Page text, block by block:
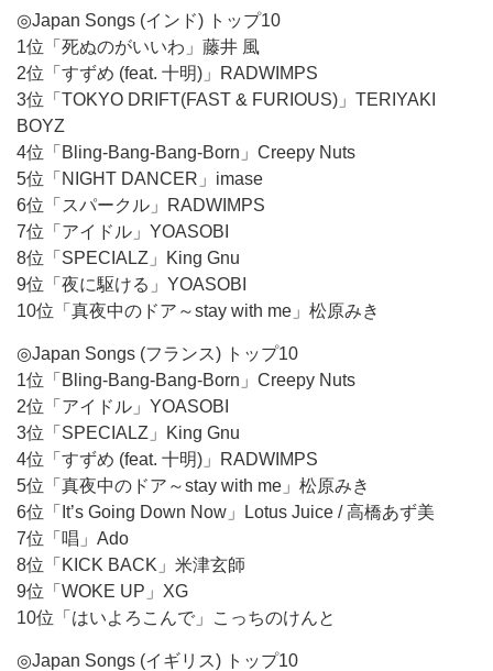
◎Japan Songs (インド) トップ10
1位「死ぬのがいいわ」藤井 風
2位「すずめ (feat. 十明)」RADWIMPS
3位「TOKYO DRIFT(FAST & FURIOUS)」TERIYAKI
BOYZ
4位「Bling-Bang-Bang-Born」Creepy Nuts
5位「NIGHT DANCER」imase
6位「スパークル」RADWIMPS
7位「アイドル」YOASOBI
8位「SPECIALZ」King Gnu
9位「夜に駆ける」YOASOBI
10位「真夜中のドア～stay with me」松原みき
◎Japan Songs (フランス) トップ10
1位「Bling-Bang-Bang-Born」Creepy Nuts
2位「アイドル」YOASOBI
3位「SPECIALZ」King Gnu
4位「すずめ (feat. 十明)」RADWIMPS
5位「真夜中のドア～stay with me」松原みき
6位「It’s Going Down Now」Lotus Juice / 高橋あず美
7位「唱」Ado
8位「KICK BACK」米津玄師
9位「WOKE UP」XG
10位「はいよろこんで」こっちのけんと
◎Japan Songs (イギリス) トップ10